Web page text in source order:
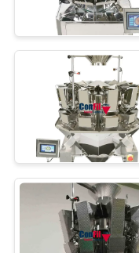
vertical